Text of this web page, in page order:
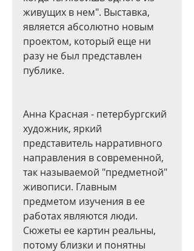
живущих в нем". Выставка,
является абсолютно новым
проектом, который еще ни
разу не был представлен
публике.
Анна Красная - петербургский
художник, яркий
представитель нарративного
направления в современной,
так называемой "предметной"
живописи. Главным
предметом изучения в ее
работах являются люди.
Сюжеты ее картин реальны,
потому близки и понятны